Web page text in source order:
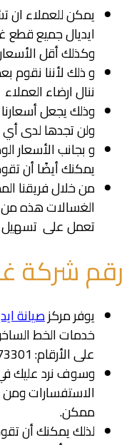
يمكن للعملاء ان
ايديال جميع قطع
وكذلك أقل الأسعار
و ذلك لأننا
ننال ارضاء العملاء
وذلك يجعل
ولن تجدها لدى أي
و بجانب الأسعار
يمكنك أيضًا أن
من خلال فريقنا
الغسالات هذه من
تعمل على تسهيل
رقم شركة
يوفر مركزصيانة
خدمات الخط
على الأرقام: 01021773301 \ 01102117991
وسوف نرد عليك
الاستفسارات
ممكن.
لذلك يمكنك أن